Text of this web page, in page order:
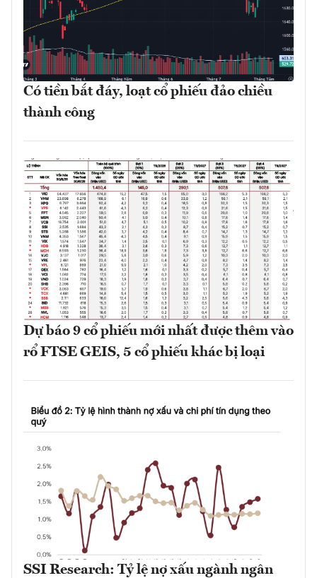
Có tiền bắt đáy, loạt cổ phiếu đảo chiều
thành công
Dự báo 9 cổ phiếu mới nhất được thêm vào
rổ FTSE GEIS, 5 cổ phiếu khác bị loại
SSI Research: Tỷ lệ nợ xấu ngành ngân